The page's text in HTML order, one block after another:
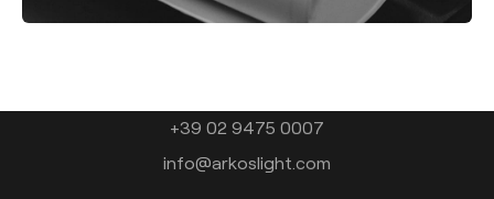
+39 02 9475 0007
info@arkoslight.com